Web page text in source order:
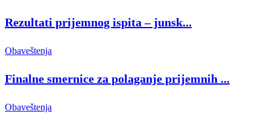
Rezultati prijemnog ispita – junsk...
Obaveštenja
Finalne smernice za polaganje prijemnih ...
Obaveštenja